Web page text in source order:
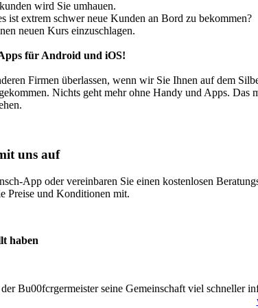
wird Sie umhauen.
ist extrem schwer neue Kunden an Bord zu bekommen?
neuen Kurs einzuschlagen.
für Android und iOS!
Firmen überlassen, wenn wir Sie Ihnen auf dem
Nichts geht mehr ohne Handy und Apps.
uns auf
App oder vereinbaren Sie einen kostenlosen
Preise und Konditionen mit.
haben
Bu00fcrgermeister seine Gemeinschaft viel schneller